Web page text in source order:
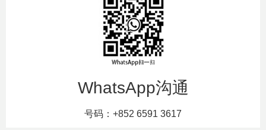
WhatsApp沟通
号码：+852 6591 3617